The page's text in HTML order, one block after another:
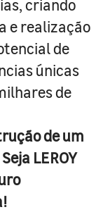
criando
e realização
de
únicas
de
de um
LEROY